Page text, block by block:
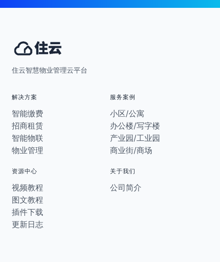
住云智慧物业管理云平台
解决方案
智能缴费
招商租赁
智能物联
物业管理
服务案例
小区/公寓
办公楼/写字楼
产业园/工业园
商业街/商场
资源中心
视频教程
图文教程
插件下载
更新日志
关于我们
公司简介